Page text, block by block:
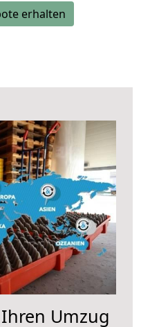
erhalten
Umzug